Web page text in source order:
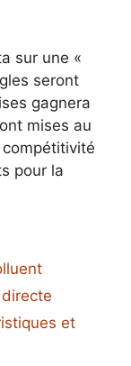
sur une «
seront
gagnera
mises au
pour la
et